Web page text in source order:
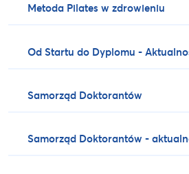
Metoda Pilates w zdrowieniu
Od Startu do Dyplomu -
Samorząd Doktorantów
Samorząd Doktorantów -